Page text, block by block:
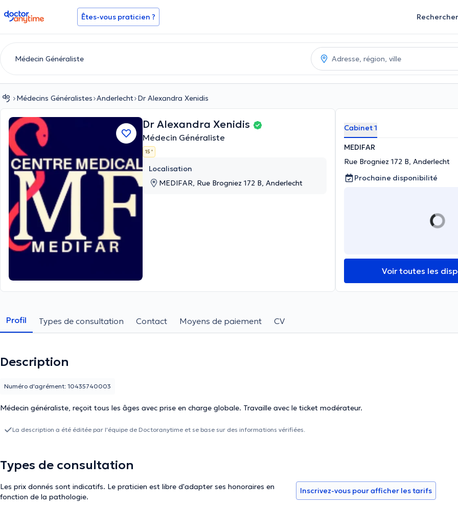
doctoranytime Êtes-vous praticien ? Rechercher
Médecins Généralistes Anderlecht Dr Alexandra Xenidis
Dr Alexandra Xenidis
Médecin Généraliste
15 '
Localisation
MEDIFAR, Rue Brogniez 172 B, Anderlecht
Cabinet 1
MEDIFAR
Rue Brogniez 172 B, Anderlecht
Prochaine disponibilité
Voir toutes les
Profil Types de consultation Contact Moyens de paiement CV
Description
Médecin généraliste, reçoit tous les âges avec prise en charge globale. Travaille avec le ticket modérateur.
Numéro d'agrément: 10435740003
La description a été éditée par l'équipe de Doctoranytime et se base sur des informations vérifiées.
Types de consultation
Les prix donnés sont indicatifs. Le praticien est libre d'adapter ses honoraires en
fonction de la pathologie.
Inscrivez-vous pour afficher les tarifs